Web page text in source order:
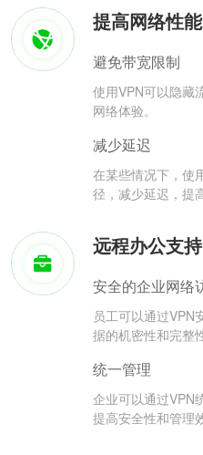
提高网络性能
避免带宽限制
使用VPN可以隐藏
网络体验。
减少延迟
在某些情况下，使
径，减少延迟，提
远程办公支持
安全的企业网络
员工可以通过VPN
据的机密性和完整
统一管理
企业可以通过VPN
提高安全性和管理